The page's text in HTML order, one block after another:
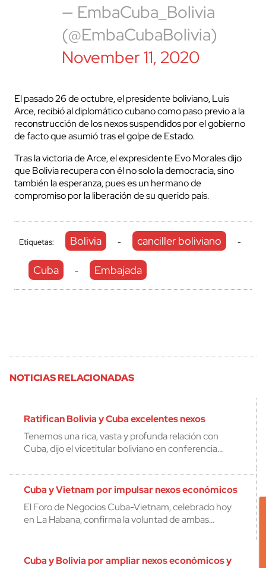
— EmbaCuba_Bolivia
(@EmbaCubaBolivia)
November 11, 2020
El pasado 26 de octubre, el presidente boliviano, Luis
Arce, recibió al diplomático cubano como paso previo a la
reconstrucción de los nexos suspendidos por el gobierno
de facto que asumió tras el golpe de Estado.
Tras la victoria de Arce, el expresidente Evo Morales dijo
que Bolivia recupera con él no solo la democracia, sino
también la esperanza, pues es un hermano de
compromiso por la liberación de su querido país.
Etiquetas: Bolivia - canciller boliviano -
Cuba - Embajada
NOTICIAS RELACIONADAS
Ratifican Bolivia y Cuba excelentes nexos
Tenemos una rica, vasta y profunda relación con
Cuba, dijo el vicetitular boliviano en conferencia…
Cuba y Vietnam por impulsar nexos económicos
El Foro de Negocios Cuba-Vietnam, celebrado hoy
en La Habana, confirma la voluntad de ambas…
Cuba y Bolivia por ampliar nexos económicos y